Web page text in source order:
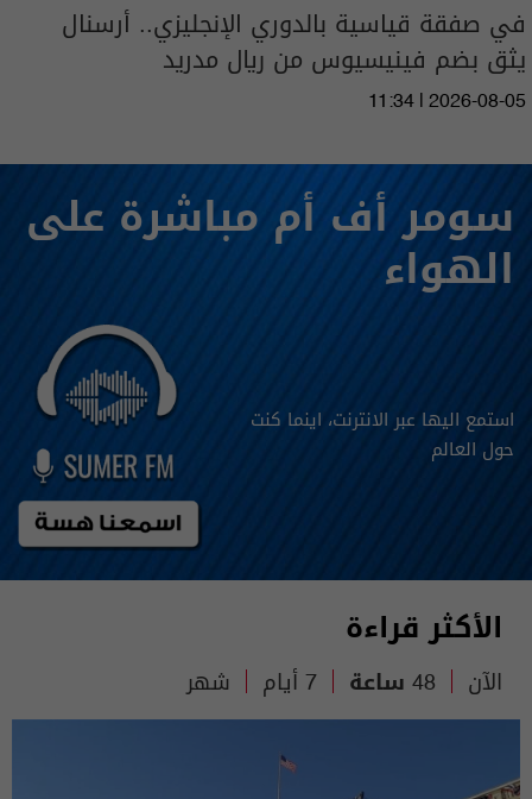
في صفقة قياسية بالدوري الإنجليزي.. أرسنال
يثق بضم فينيسيوس من ريال مدريد
11:34 | 2026-08-05
سومر أف أم مباشرة على
الهواء
استمع اليها عبر الانترنت، اينما كنت
حول العالم
الأكثر قراءة
الآن 48 ساعة 7 أيام شهر